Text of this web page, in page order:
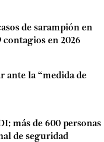
de sarampión en
en 2026
ante la “medida de
más de 600 personas
de seguridad